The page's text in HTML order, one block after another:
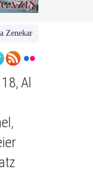
, Al
,